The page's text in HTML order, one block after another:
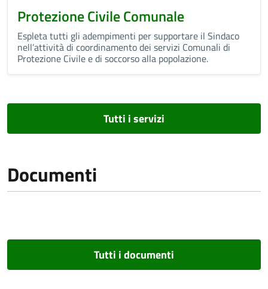
Protezione Civile Comunale
Espleta tutti gli adempimenti per supportare il Sindaco
nell’attività di coordinamento dei servizi Comunali di
Protezione Civile e di soccorso alla popolazione.
Tutti i servizi
Documenti
Tutti i documenti